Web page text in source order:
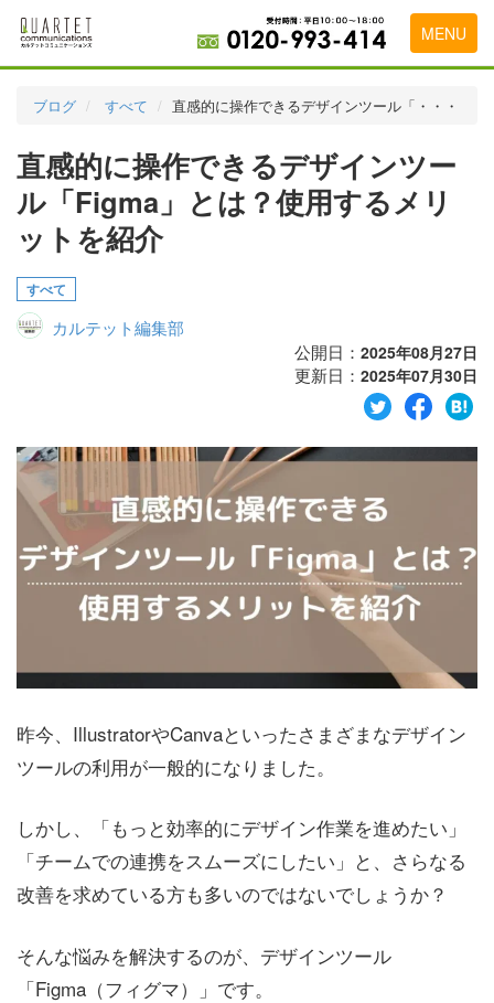
MENU
実績・お客様の声
初めて導入をお考えの方
広告代理店・HP制作会社様へ
お問い合わせ
ブログ すべて 直感的に操作できるデザインツール「・・・
直感的に操作できるデザインツー
ル「Figma」とは？使用するメリ
ットを紹介
すべて
カルテット編集部
公開日： 2025年08月27日
更新日： 2025年07月30日
昨今、IllustratorやCanvaといったさまざまなデザイン
ツールの利用が一般的になりました。
しかし、「もっと効率的にデザイン作業を進めたい」
「チームでの連携をスムーズにしたい」と、さらなる
改善を求めている方も多いのではないでしょうか？
そんな悩みを解決するのが、デザインツール
「Figma（フィグマ）」です。